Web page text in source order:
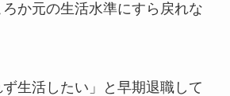
か元の生活水準にすら戻れな
ず生活したい」と早期退職して